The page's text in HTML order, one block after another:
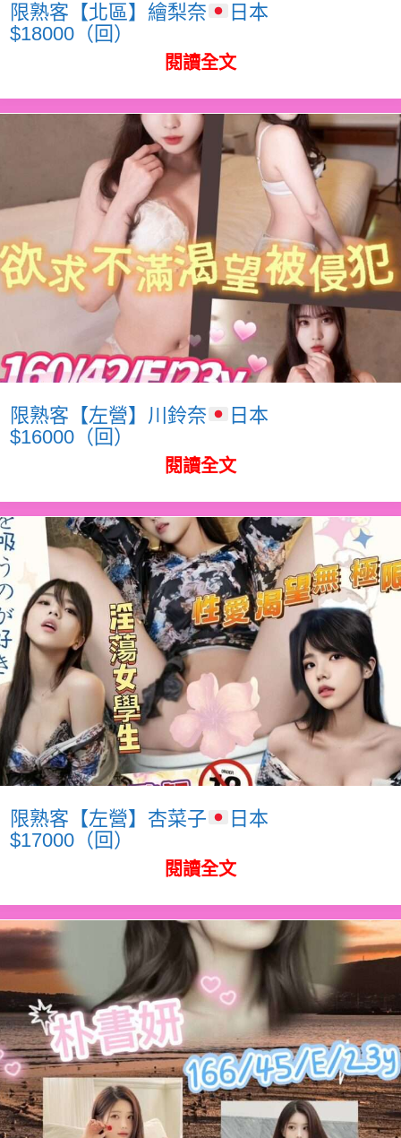
限熟客【北區】繪梨奈
日本
$18000（回）
閱讀全文
限熟客【左營】川鈴奈
日本
$16000（回）
閱讀全文
限熟客【左營】杏菜子
日本
$17000（回）
閱讀全文